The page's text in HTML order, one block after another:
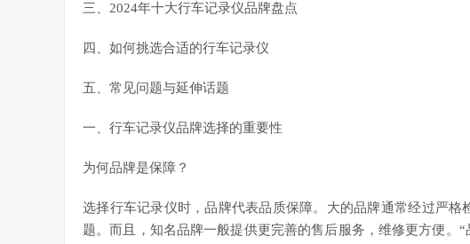
三、2024年十大行车记录仪品牌盘点
四、如何挑选合适的行车记录仪
五、常见问题与延伸话题
一、行车记录仪品牌选择的重要性
为何品牌是保障？
选择行车记录仪时，品牌代表品质保障。大的品牌通常经过严
题。而且，知名品牌一般提供更完善的售后服务，维修更方便。